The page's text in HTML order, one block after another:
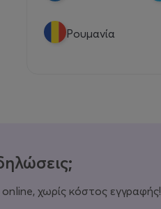
Ρουμανία
χωρίς κόστος εγγραφής!